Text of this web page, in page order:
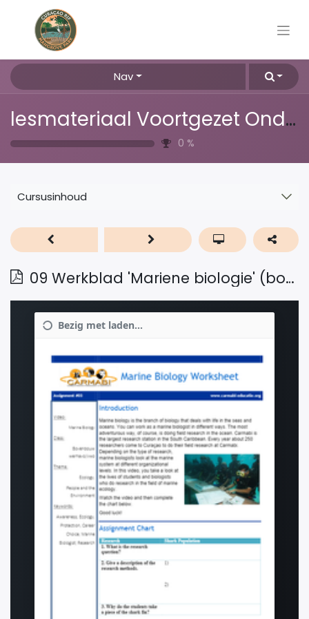
Nav
lesmateriaal Voortgezet Onderwijs
0 %
Cursusinhoud
09 Werkblad 'Mariene biologie' (bovenbouw hv) Engels